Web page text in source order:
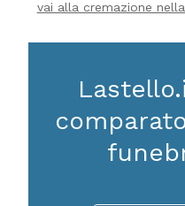
vai alla cremazione